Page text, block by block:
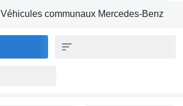
Véhicules communaux Mercedes-Benz